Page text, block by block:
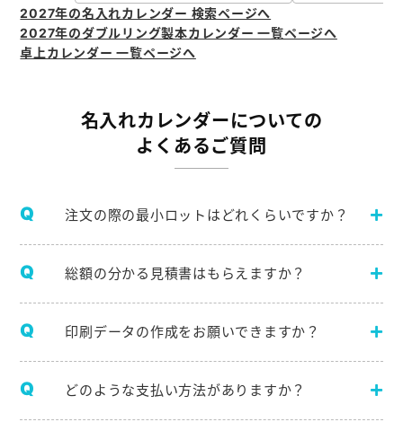
2027年の名入れカレンダー 検索ページへ
2027年のダブルリング製本カレンダー 一覧ページへ
卓上カレンダー 一覧ページへ
名入れカレンダーについての
よくあるご質問
注文の際の最小ロットはどれくらいですか？
総額の分かる見積書はもらえますか？
印刷データの作成をお願いできますか？
どのような支払い方法がありますか？